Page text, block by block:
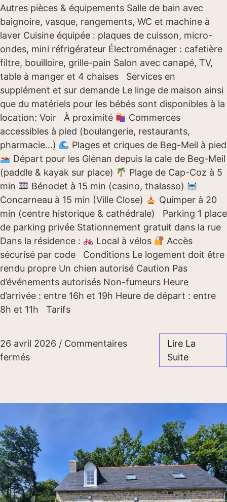
Autres pièces & équipements Salle de bain avec
baignoire, vasque, rangements, WC et machine à
laver Cuisine équipée : plaques de cuisson, micro-
ondes, mini réfrigérateur Électroménager : cafetière
filtre, bouilloire, grille-pain Salon avec canapé, TV,
table à manger et 4 chaises Services en
supplément et sur demande Le linge de maison ainsi
que du matériels pour les bébés sont disponibles à la
location: Voir À proximité
Commerces
accessibles à pied (boulangerie, restaurants,
pharmacie…)
Plages et criques de Beg-Meil à pied
Départ pour les Glénan depuis la cale de Beg-Meil
(paddle & kayak sur place)
Plage de Cap-Coz à 5
min
Bénodet à 15 min (casino, thalasso)
Concarneau à 15 min (Ville Close)
Quimper à 20
min (centre historique & cathédrale) Parking 1 place
de parking privée Stationnement gratuit dans la rue
Dans la résidence :
Local à vélos
Accès
sécurisé par code Conditions Le logement doit être
rendu propre Un chien autorisé Caution Pas
d’événements autorisés Non-fumeurs Heure
d’arrivée : entre 16h et 19h Heure de départ : entre
8h et 11h Tarifs
26 avril 2026 / Commentaires
fermés
Lire La
Suite